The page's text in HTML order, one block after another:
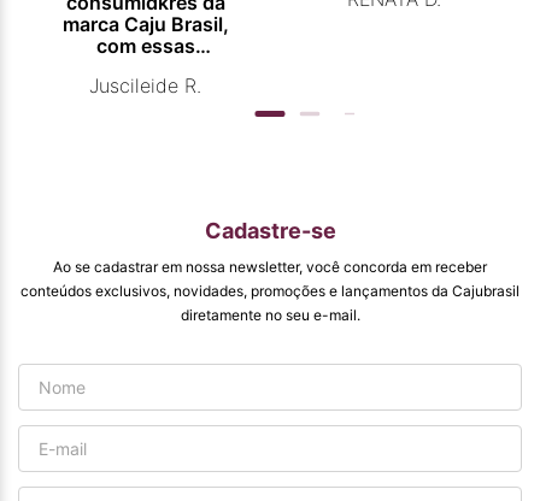
marca Caju Brasil,
com essas
promocionais de
qualidade que vcs
entregam. Parabéns
#
pormaiscampanhaspromorcionais.
Juscileide R.
Cadastre-se
Ao se cadastrar em nossa newsletter, você concorda em receber
conteúdos exclusivos, novidades, promoções e lançamentos da Cajubrasil
diretamente no seu e-mail.